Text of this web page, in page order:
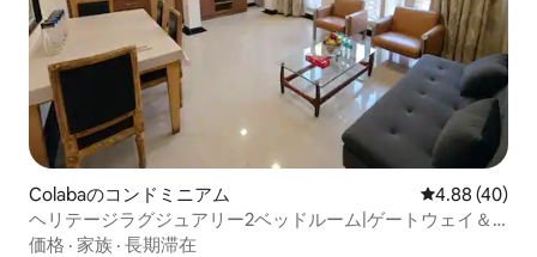
Colabaのコンドミニアム レビュー40
4.88 (40)
ヘリテージラグジュアリー2ベッドルーム|ゲートウェイ＆
タージまで徒歩2分
価格 · 家族 · 長期滞在